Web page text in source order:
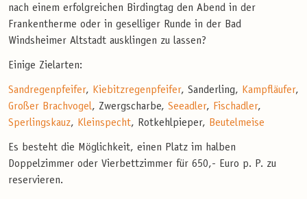
nach einem erfolgreichen Birdingtag den Abend in der
Frankentherme oder in geselliger Runde in der Bad
Windsheimer Altstadt ausklingen zu lassen?
Einige Zielarten:
Sandregenpfeifer, Kiebitzregenpfeifer, Sanderling, Kampfläufer,
Großer Brachvogel, Zwergscharbe, Seeadler, Fischadler,
Sperlingskauz, Kleinspecht, Rotkehlpieper, Beutelmeise
Es besteht die Möglichkeit, einen Platz im halben
Doppelzimmer oder Vierbettzimmer für 650,- Euro p. P. zu
reservieren.